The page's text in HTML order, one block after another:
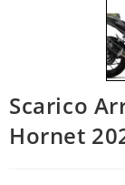
Scarico
Hornet